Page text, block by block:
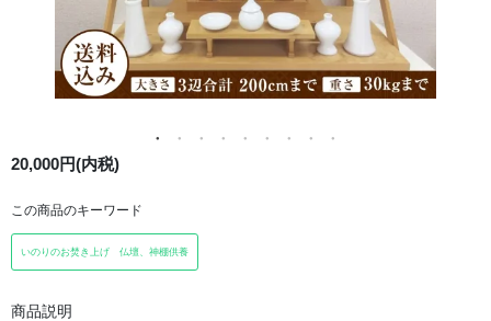
20,000円(内税)
この商品のキーワード
いのりのお焚き上げ 仏壇、神棚供養
商品説明